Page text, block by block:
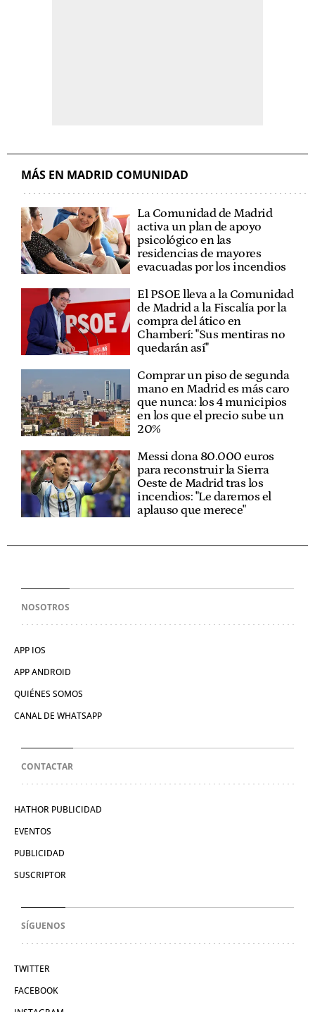
MÁS EN MADRID COMUNIDAD
La Comunidad de Madrid
activa un plan de apoyo
psicológico en las
residencias de mayores
evacuadas por los incendios
El PSOE lleva a la Comunidad
de Madrid a la Fiscalía por la
compra del ático en
Chamberí: "Sus mentiras no
quedarán así"
Comprar un piso de segunda
mano en Madrid es más caro
que nunca: los 4 municipios
en los que el precio sube un
20%
Messi dona 80.000 euros
para reconstruir la Sierra
Oeste de Madrid tras los
incendios: "Le daremos el
aplauso que merece"
NOSOTROS
APP IOS
APP ANDROID
QUIÉNES SOMOS
CANAL DE WHATSAPP
CONTACTAR
HATHOR PUBLICIDAD
EVENTOS
PUBLICIDAD
SUSCRIPTOR
SÍGUENOS
TWITTER
FACEBOOK